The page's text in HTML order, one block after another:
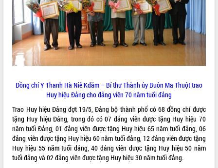
VIDEO
Không có file video nào để phát.
Đồng chí Y Thanh Hà Niê Kdăm – Bí thư Thành ủy Buôn Ma Thuột trao
Huy hiệu Đảng cho đảng viên 70 năm tuổi đảng
Trao Huy hiệu Đảng đợt 19/5, Đảng bộ thành phố có 68 đồng chí được
tặng Huy hiệu Đảng, trong đó có 07 đảng viên được tặng Huy hiệu 70
năm tuổi Đảng, 01 đảng viên được tặng Huy hiệu 65 năm tuổi đảng, 06
đảng viên được tặng Huy hiệu 60 năm tuổi đảng, 12 đảng viên được tặng
Huy hiệu 55 năm tuổi đảng, 40 đảng viên được tặng Huy hiệu 50 năm
tuổi đảng và 02 đảng viên được tặng Huy hiệu 30 năm tuổi đảng.